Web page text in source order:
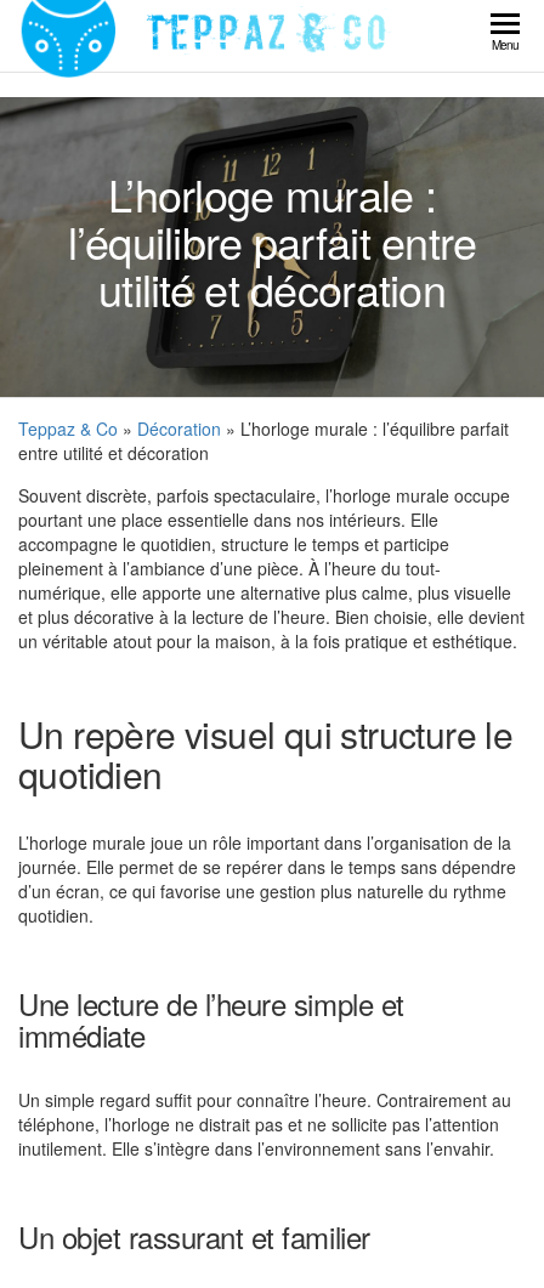
Skip
content
Teppaz
& Co
Menu
L’horloge murale :
l’équilibre parfait entre
utilité et décoration
Teppaz & Co » Décoration » L’horloge murale : l’équilibre parfait
entre utilité et décoration
Souvent discrète, parfois spectaculaire, l’horloge murale occupe
pourtant une place essentielle dans nos intérieurs. Elle
accompagne le quotidien, structure le temps et participe
pleinement à l’ambiance d’une pièce. À l’heure du tout-
numérique, elle apporte une alternative plus calme, plus visuelle
et plus décorative à la lecture de l’heure. Bien choisie, elle devient
un véritable atout pour la maison, à la fois pratique et esthétique.
Un repère visuel qui structure le
quotidien
L’horloge murale joue un rôle important dans l’organisation de la
journée. Elle permet de se repérer dans le temps sans dépendre
d’un écran, ce qui favorise une gestion plus naturelle du rythme
quotidien.
Une lecture de l’heure simple et
immédiate
Un simple regard suffit pour connaître l’heure. Contrairement au
téléphone, l’horloge ne distrait pas et ne sollicite pas l’attention
inutilement. Elle s’intègre dans l’environnement sans l’envahir.
Un objet rassurant et familier